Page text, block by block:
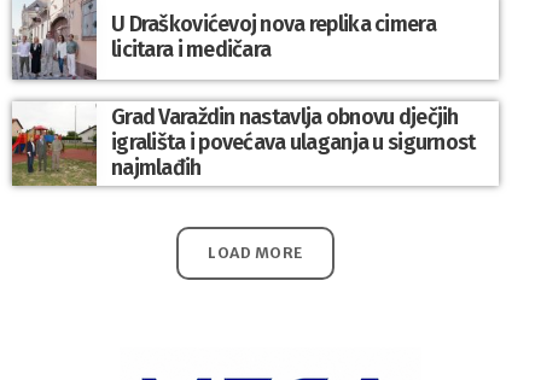
U Draškovićevoj nova replika cimera
licitara i medičara
Grad Varaždin nastavlja obnovu dječjih
igrališta i povećava ulaganja u sigurnost
najmlađih
LOAD MORE